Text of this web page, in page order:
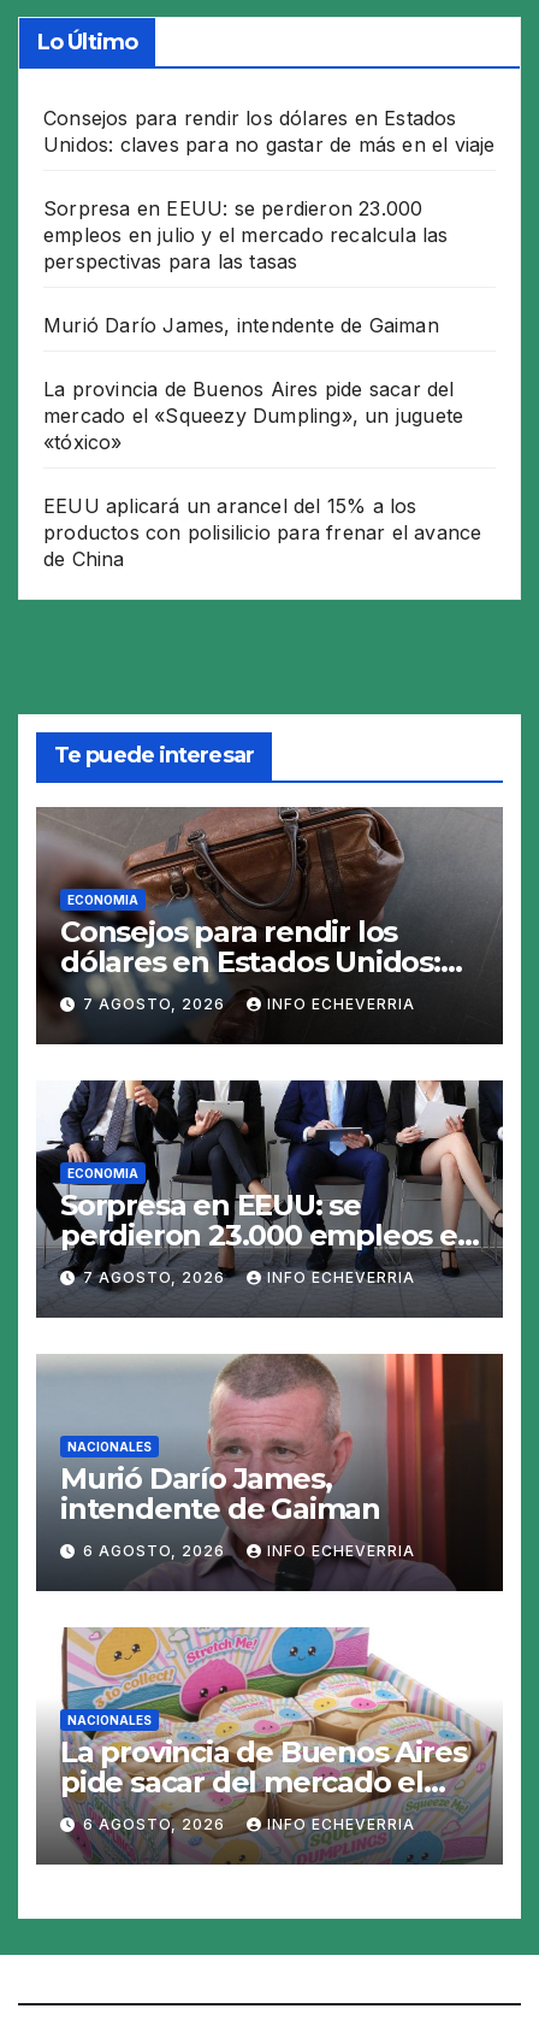
Lo Último
Consejos para rendir los dólares en Estados
Unidos: claves para no gastar de más en el viaje
Sorpresa en EEUU: se perdieron 23.000
empleos en julio y el mercado recalcula las
perspectivas para las tasas
Murió Darío James, intendente de Gaiman
La provincia de Buenos Aires pide sacar del
mercado el «Squeezy Dumpling», un juguete
«tóxico»
EEUU aplicará un arancel del 15% a los
productos con polisilicio para frenar el avance
de China
Te puede interesar
ECONOMIA
Consejos para rendir los
dólares en Estados Unidos:
claves para no gastar de más
en el viaje
7 AGOSTO, 2026 INFO ECHEVERRIA
ECONOMIA
Sorpresa en EEUU: se
perdieron 23.000 empleos en
julio y el mercado recalcula
las perspectivas para las
tasas
7 AGOSTO, 2026 INFO ECHEVERRIA
NACIONALES
Murió Darío James,
intendente de Gaiman
6 AGOSTO, 2026 INFO ECHEVERRIA
NACIONALES
La provincia de Buenos Aires
pide sacar del mercado el
«Squeezy Dumpling», un
juguete «tóxico»
6 AGOSTO, 2026 INFO ECHEVERRIA